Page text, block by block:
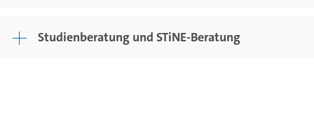
Studienberatung und STiNE-Beratung